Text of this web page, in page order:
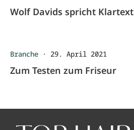
Wolf Davids spricht Klartext
Branche · 29. April 2021
Zum Testen zum Friseur